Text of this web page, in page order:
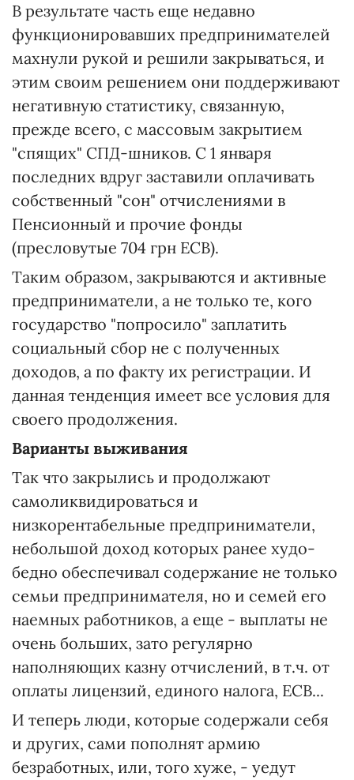
В результате часть еще недавно
функционировавших предпринимателей
махнули рукой и решили закрываться, и
этим своим решением они поддерживают
негативную статистику, связанную,
прежде всего, с массовым закрытием
"спящих" СПД-шников. С 1 января
последних вдруг заставили оплачивать
собственный "сон" отчислениями в
Пенсионный и прочие фонды
(пресловутые 704 грн ЕСВ).
Таким образом, закрываются и активные
предприниматели, а не только те, кого
государство "попросило" заплатить
социальный сбор не с полученных
доходов, а по факту их регистрации. И
данная тенденция имеет все условия для
своего продолжения.
Варианты выживания
Так что закрылись и продолжают
самоликвидироваться и
низкорентабельные предприниматели,
небольшой доход которых ранее худо-
бедно обеспечивал содержание не только
семьи предпринимателя, но и семей его
наемных работников, а еще - выплаты не
очень больших, зато регулярно
наполняющих казну отчислений, в т.ч. от
оплаты лицензий, единого налога, ЕСВ...
И теперь люди, которые содержали себя
и других, сами пополнят армию
безработных, или, того хуже, - уедут